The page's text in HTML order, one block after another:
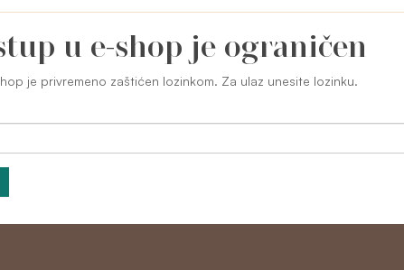
u e-shop je ograničen
je privremeno zaštićen lozinkom. Za ulaz unesite lozinku.